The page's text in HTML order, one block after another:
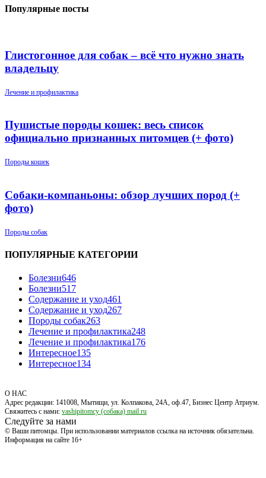
Популярные посты
Глистогонное для собак – всё что нужно знать
владельцу
Лечение и профилактика
Пушистые породы кошек: весь список
официально признанных питомцев (+ фото)
Породы кошек
Собаки-компаньоны: обзор лучших пород (+
фото)
Породы собак
ПОПУЛЯРНЫЕ КАТЕГОРИИ
Болезни646
Болезни517
Содержание и уход461
Содержание и уход267
Породы собак263
Лечение и профилактика248
Лечение и профилактика176
Интересное135
Интересное134
О НАС
Адрес редакции: 141008, Мытищи, ул. Колпакова, 24А, оф.47, Бизнес Центр Атриум.
Свяжитесь с нами: vashipitomcy (собака) mail.ru
Следуйте за нами
© Ваши питомцы. При использовании материалов ссылка на источник обязательна.
Информация на сайте 16+